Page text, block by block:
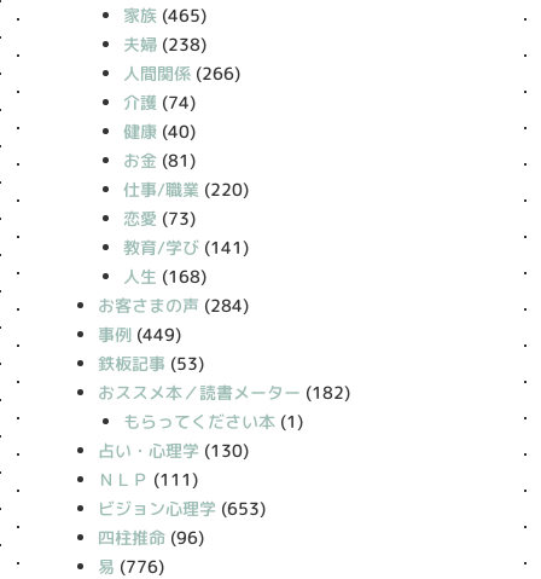
家族(465)
夫婦(238)
人間関係(266)
介護 (74)
健康(40)
お金(81)
仕事/職業 (220)
恋愛 (73)
教育/学び(141)
人生 (168)
お客さまの声 (284)
事例 (449)
鉄板記事 (53)
おススメ本／読書メーター (182)
もらってください本(1)
占い・心理学 (130)
ＮＬＰ (111)
ビジョン心理学 (653)
四柱推命 (96)
易 (776)